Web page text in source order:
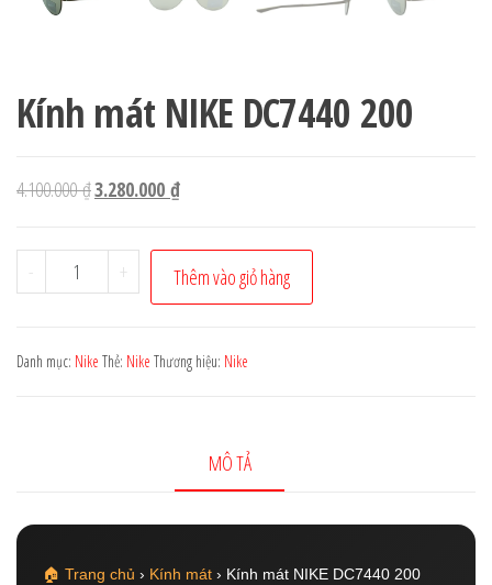
Kính mát NIKE DC7440 200
4.100.000₫Giá
là:
4.100.000 ₫.
3.280.000 ₫Giá
tại
là:
3.280.000 ₫.
-
Kính
mát
DC7440
+ Thêm vào giỏ hàng
Danh mục: Nike Thẻ: Nike Thương hiệu: Nike
MÔ TẢ
🏠 Trang chủ › Kính mát › Kính mát NIKE DC7440 200